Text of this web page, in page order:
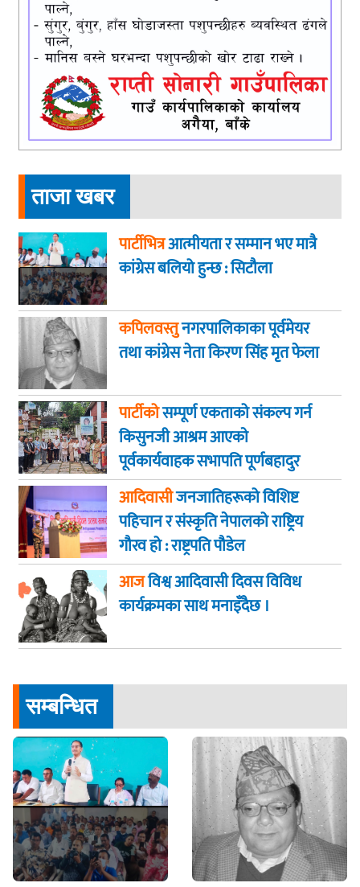
ताजा खबर
पार्टीभित्रआत्मीयता र सम्मान भए मात्रै
कांग्रेस बलियो हुन्छ : सिटौला
कपिलवस्तुनगरपालिकाका पूर्वमेयर
तथा कांग्रेस नेता किरण सिंह मृत फेला
पार्टीकोसम्पूर्ण एकताको संकल्प गर्न
किसुनजी आश्रम आएकाे
पूर्वकार्यवाहक सभापति पूर्णबहादुर
खड्का
आदिवासीजनजातिहरूको विशिष्ट
पहिचान र संस्कृति नेपालको राष्ट्रिय
गौरव हो : राष्ट्रपति पौडेल
आजविश्व आदिवासी दिवस विविध
कार्यक्रमका साथ मनाइँदैछ ।
सम्बन्धित